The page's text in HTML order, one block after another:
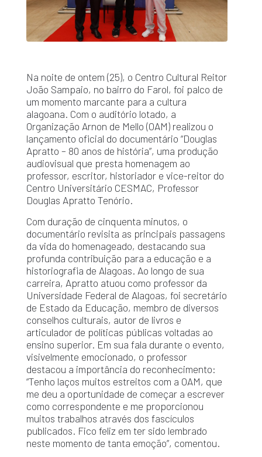
Na noite de ontem (25), o Centro Cultural Reitor
João Sampaio, no bairro do Farol, foi palco de
um momento marcante para a cultura
alagoana. Com o auditório lotado, a
Organização Arnon de Mello (OAM) realizou o
lançamento oficial do documentário “Douglas
Apratto – 80 anos de história”, uma produção
audiovisual que presta homenagem ao
professor, escritor, historiador e vice-reitor do
Centro Universitário CESMAC, Professor
Douglas Apratto Tenório.
Com duração de cinquenta minutos, o
documentário revisita as principais passagens
da vida do homenageado, destacando sua
profunda contribuição para a educação e a
historiografia de Alagoas. Ao longo de sua
carreira, Apratto atuou como professor da
Universidade Federal de Alagoas, foi secretário
de Estado da Educação, membro de diversos
conselhos culturais, autor de livros e
articulador de políticas públicas voltadas ao
ensino superior. Em sua fala durante o evento,
visivelmente emocionado, o professor
destacou a importância do reconhecimento:
“Tenho laços muitos estreitos com a OAM, que
me deu a oportunidade de começar a escrever
como correspondente e me proporcionou
muitos trabalhos através dos fascículos
publicados. Fico feliz em ter sido lembrado
neste momento de tanta emoção”, comentou.